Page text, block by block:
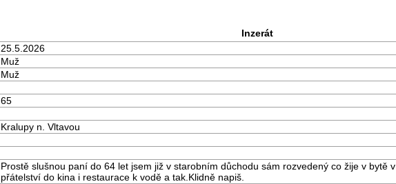
Inzerát
25.5.2026
Muž
Muž
65
Kralupy n. Vltavou
Prostě slušnou paní do 64 let jsem již v starobním důchodu sám rozvedený co žije v bytě
přátelství do kina i restaurace k vodě a tak.Klidně napiš.